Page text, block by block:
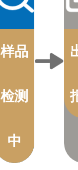
样品
检测
中